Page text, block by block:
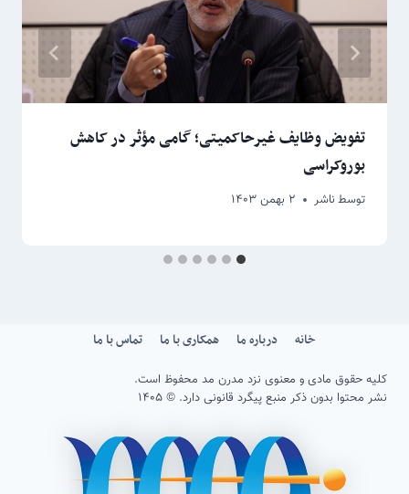
تفویض وظایف غیرحاکمیتی؛ گامی مؤثر در کاهش
بوروکراسی
توسط ناشر ۲ بهمن ۱۴۰۳
خانه درباره ما همکاری با ما تماس با ما
کلیه حقوق مادی و معنوی نزد مدرن مد محفوظ است.
نشر محتوا بدون ذکر منبع پیگرد قانونی دارد. © ۱۴۰۵